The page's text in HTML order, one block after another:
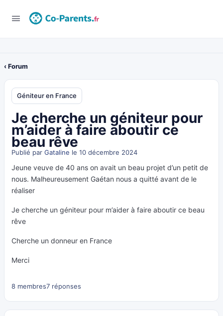
‹ Forum
Géniteur en France
Je cherche un géniteur pour
m’aider à faire aboutir ce
beau rêve
Publié par Gataline le 10 décembre 2024
Jeune veuve de 40 ans on avait un beau projet d’un petit de
nous. Malheureusement Gaétan nous a quitté avant de le
réaliser
Je cherche un géniteur pour m’aider à faire aboutir ce beau
rêve
Cherche un donneur en France
Merci
8 membres7 réponses